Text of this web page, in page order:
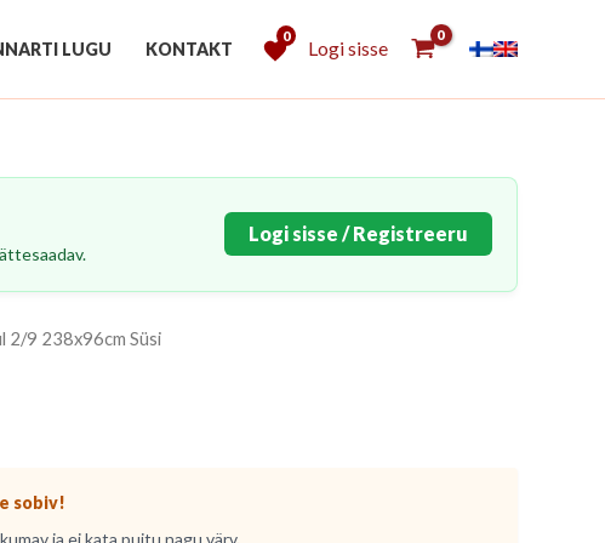
LUGU KONTAKT
0
Logi sisse
Logi sisse / Registreeru
2/9 238x96cm Süsi
sobiv!